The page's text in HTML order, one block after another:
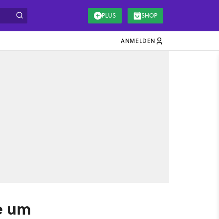
PLUS SHOP
ANMELDEN
um